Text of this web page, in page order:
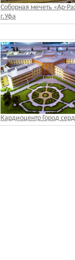
Соборная мечеть «Ар-
г.Уфа
Кардиоцентр Город